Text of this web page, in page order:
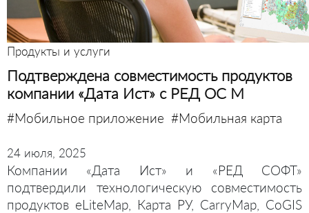
Продукты и услуги
Подтверждена совместимость продуктов
компании «Дата Ист» с РЕД ОС М
#Мобильное приложение #Мобильная карта
24 июля, 2025
Компании «Дата Ист» и «РЕД СОФТ»
подтвердили технологическую совместимость
продуктов eLiteMap, Карта РУ, CarryMap, CoGIS